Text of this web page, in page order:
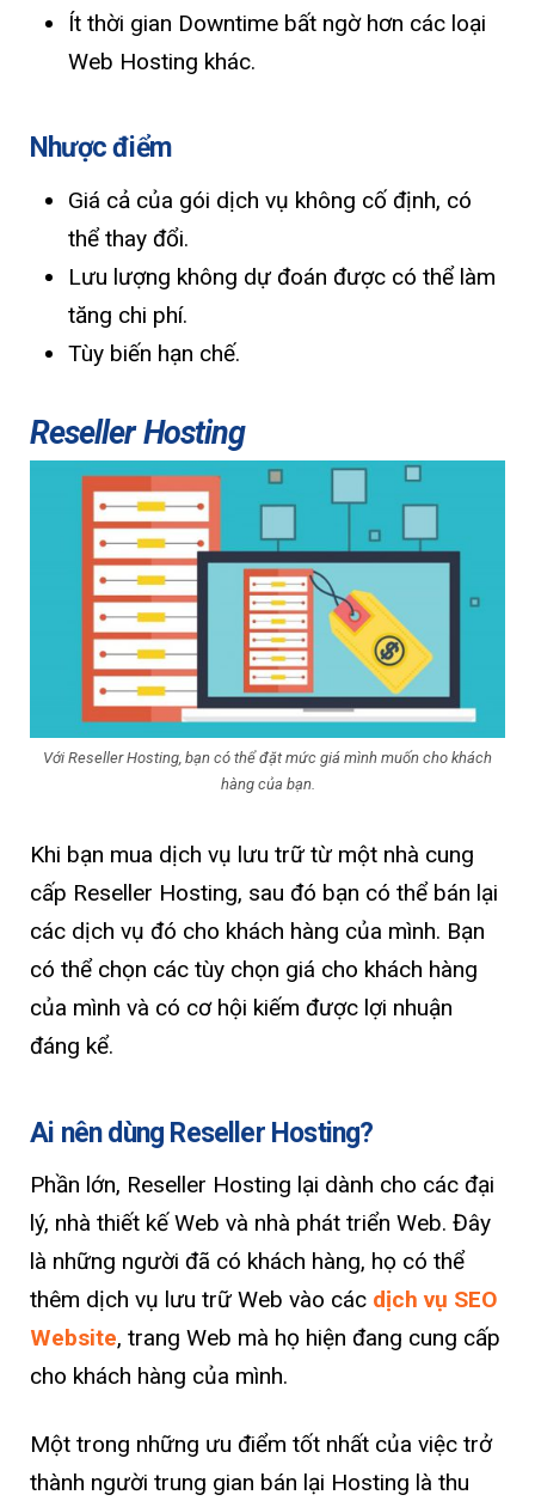
Ít thời gian Downtime bất ngờ hơn các loại
Web Hosting khác.
Nhược điểm
Giá cả của gói dịch vụ không cố định, có
thể thay đổi.
Lưu lượng không dự đoán được có thể làm
tăng chi phí.
Tùy biến hạn chế.
Reseller Hosting
Với Reseller Hosting, bạn có thể đặt mức giá mình muốn cho khách
hàng của bạn.
Khi bạn mua dịch vụ lưu trữ từ một nhà cung
cấp Reseller Hosting, sau đó bạn có thể bán lại
các dịch vụ đó cho khách hàng của mình. Bạn
có thể chọn các tùy chọn giá cho khách hàng
của mình và có cơ hội kiếm được lợi nhuận
đáng kể.
Ai nên dùng Reseller Hosting?
Phần lớn, Reseller Hosting lại dành cho các đại
lý, nhà thiết kế Web và nhà phát triển Web. Đây
là những người đã có khách hàng, họ có thể
thêm dịch vụ lưu trữ Web vào các dịch vụ SEO
Website, trang Web mà họ hiện đang cung cấp
cho khách hàng của mình.
Một trong những ưu điểm tốt nhất của việc trở
thành người trung gian bán lại Hosting là thu